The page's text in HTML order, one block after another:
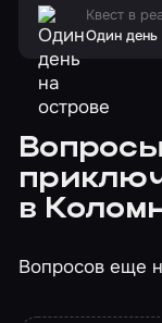
Квест в
Один день
в
Вопросов еще